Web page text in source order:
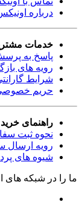
درباره
خدمات
پاسخ به
رویه های
شرایط
حریم
راهنمای
نحوه ثبت
رویه ارسال
شیوه های
ما را در شبکه های